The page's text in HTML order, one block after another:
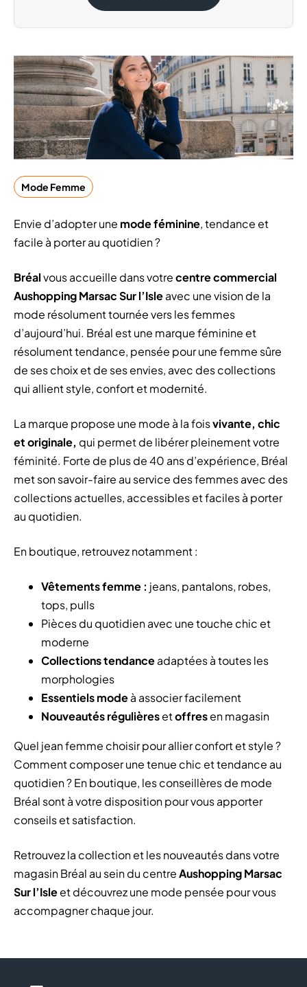
Mode Femme
Envie d’adopter une mode féminine, tendance et
facile à porter au quotidien ?
Bréalvous accueille dans votrecentre commercial
Aushopping Marsac Sur l’Isleavec une vision de la
mode résolument tournée vers les femmes
d’aujourd’hui. Bréal est une marque féminine et
résolument tendance, pensée pour une femme sûre
de ses choix et de ses envies, avec des collections
qui allient style, confort et modernité.
La marque propose une mode à la foisvivante, chic
et originale, qui permet de libérer pleinement votre
féminité. Forte de plus de 40 ans d’expérience, Bréal
met son savoir-faire au service des femmes avec des
collections actuelles, accessibles et faciles à porter
au quotidien.
En boutique, retrouvez notamment :
Vêtements femme : jeans, pantalons, robes,
tops, pulls
Pièces du quotidien avec une touche chic et
moderne
Collections tendanceadaptées à toutes les
morphologies
Essentiels modeà associer facilement
Nouveautés régulièresetoffresen magasin
Quel jean femme choisir pour allier confort et style ?
Comment composer une tenue chic et tendance au
quotidien ? En boutique, les conseillères de mode
Bréal sont à votre disposition pour vous apporter
conseils et satisfaction.
Retrouvez la collection et les nouveautés dans votre
magasin Bréal au sein du centreAushopping Marsac
Sur l’Isleet découvrez une mode pensée pour vous
accompagner chaque jour.